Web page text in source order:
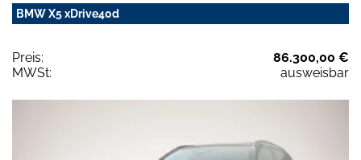
BMW X5 xDrive40d
Preis:
86.300,00 €
MWSt:
ausweisbar